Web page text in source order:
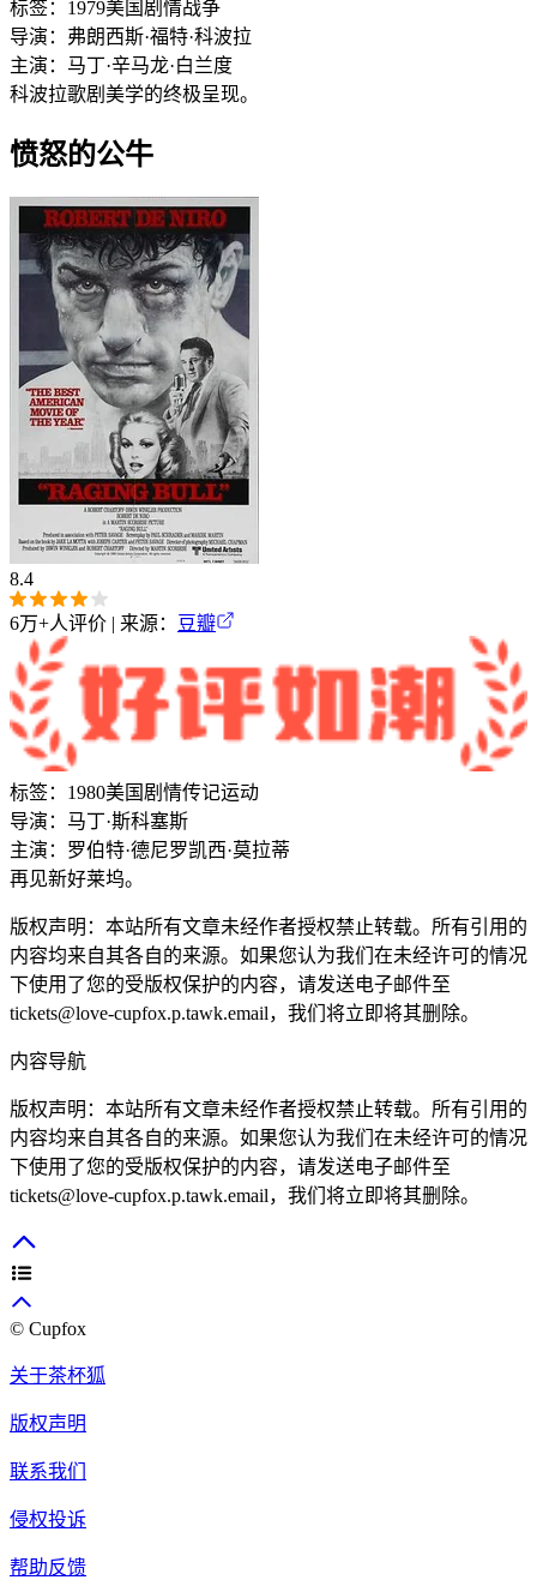
标签： 1979美国 剧情战争
导演： 弗朗西斯·福特·科波拉
主演： 马丁·辛马龙·白兰度
科波拉歌剧美学的终极呈现。
愤怒的公牛
8.4
6万+人评价 | 来源： 豆瓣
标签： 1980美国 剧情传记运动
导演： 马丁·斯科塞斯
主演： 罗伯特·德尼罗凯西·莫拉蒂
再见新好莱坞。
版权声明：本站所有文章未经作者授权禁止转载。所有引用的
内容均来自其各自的来源。如果您认为我们在未经许可的情况
下使用了您的受版权保护的内容，请发送电子邮件至
tickets@love-cupfox.p.tawk.email，我们将立即将其删除。
内容导航
版权声明：本站所有文章未经作者授权禁止转载。所有引用的
内容均来自其各自的来源。如果您认为我们在未经许可的情况
下使用了您的受版权保护的内容，请发送电子邮件至
tickets@love-cupfox.p.tawk.email，我们将立即将其删除。
© Cupfox
关于茶杯狐
版权声明
联系我们
侵权投诉
帮助反馈